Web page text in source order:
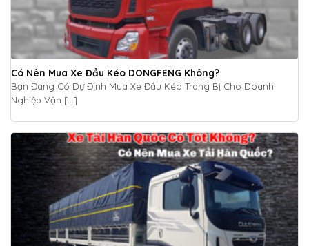
Có Nên Mua Xe Đầu Kéo DONGFENG Không?
Bạn Đang Có Dự Định Mua Xe Đầu Kéo Trang Bị Cho Doanh
Nghiệp Vận [...]